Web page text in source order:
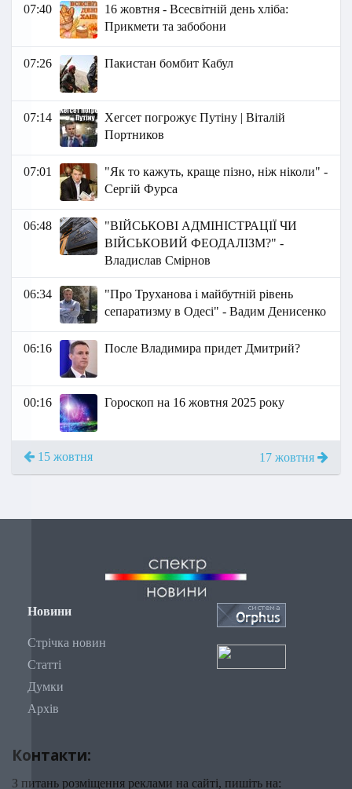
07:40
16 жовтня - Всесвітній день хліба:
Прикмети та забобони
07:26 Пакистан бомбит Кабул
07:14
Хегсет погрожує Путіну | Віталій
Портников
07:01
"Як то кажуть, краще пізно, ніж ніколи" -
Сергій Фурса
06:48
"ВІЙСЬКОВІ АДМІНІСТРАЦІЇ ЧИ
ВІЙСЬКОВИЙ ФЕОДАЛІЗМ?" -
Владислав Смірнов
06:34
"Про Труханова і майбутній рівень
сепаратизму в Одесі" - Вадим Денисенко
06:16 После Владимира придет Дмитрий?
00:16 Гороскоп на 16 жовтня 2025 року
15 жовтня 17 жовтня
Новини
Стрічка новин
Статті
Думки
Архів
Контакти:
З питань розміщення реклами на сайті, пишіть на: